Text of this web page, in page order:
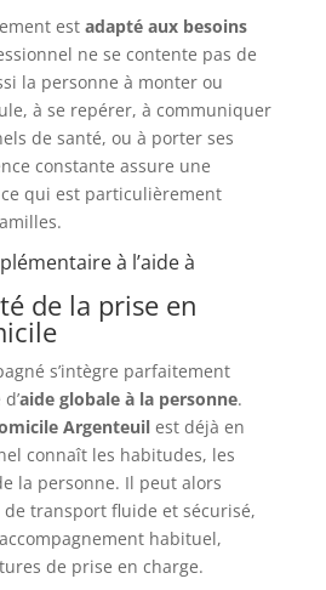
est adapté aux besoins
ne se contente pas de
la personne à monter ou
à se repérer, à communiquer
de santé, ou à porter ses
constante assure une
qui est particulièrement
à l’aide à
de la prise en
s’intègre parfaitement
aide globale à la personne.
Argenteuilest déjà en
connaît les habitudes, les
la personne. Il peut alors
transport fluide et sécurisé,
habituel,
de prise en charge.